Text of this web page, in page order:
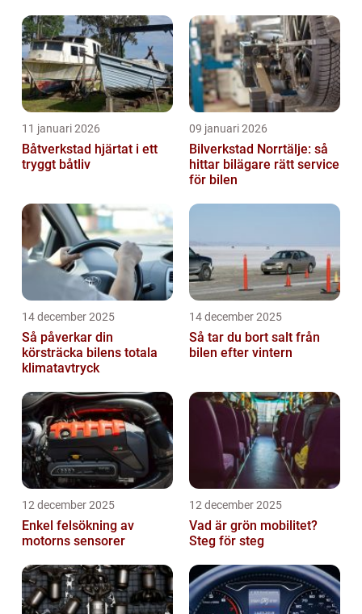
11 januari 2026
Båtverkstad hjärtat i ett
tryggt båtliv
09 januari 2026
Bilverkstad Norrtälje: så
hittar bilägare rätt service
för bilen
14 december 2025
Så påverkar din
körsträcka bilens totala
klimatavtryck
14 december 2025
Så tar du bort salt från
bilen efter vintern
12 december 2025
Enkel felsökning av
motorns sensorer
12 december 2025
Vad är grön mobilitet?
Steg för steg